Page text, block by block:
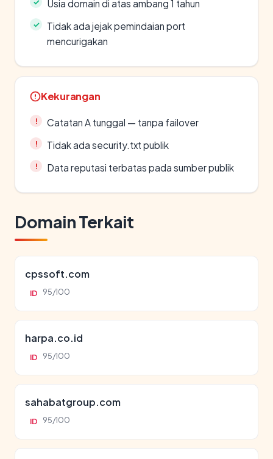
Usia domain di atas ambang 1 tahun
Tidak ada jejak pemindaian port
mencurigakan
Kekurangan
Catatan A tunggal — tanpa failover
Tidak ada security.txt publik
Data reputasi terbatas pada sumber publik
Domain Terkait
cpssoft.com
ID 95/100
harpa.co.id
ID 95/100
sahabatgroup.com
ID 95/100